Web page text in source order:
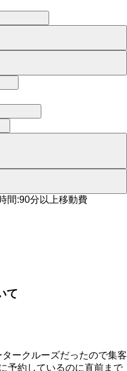
間:90分以上移動費
て
ークルーズだったので集客
予約しているのに直前まで